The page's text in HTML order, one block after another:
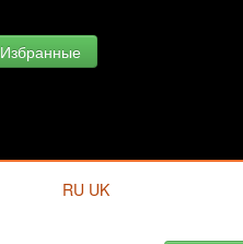
Избранные
RU UK